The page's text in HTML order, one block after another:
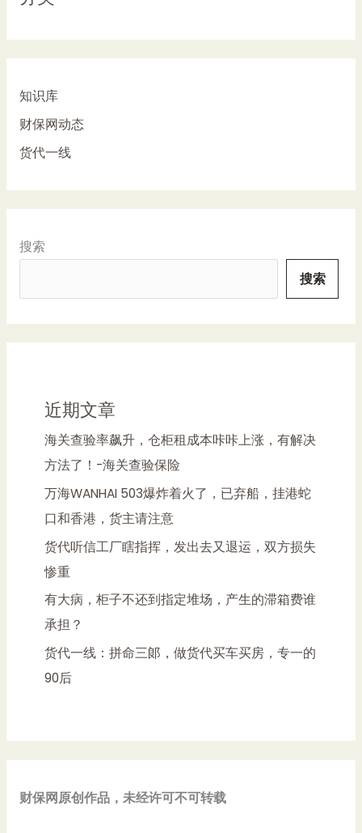
知识库
财保网动态
货代一线
搜索
搜索
近期文章
海关查验率飙升，仓柜租成本咔咔上涨，有解决
方法了！-海关查验保险
万海WANHAI 503爆炸着火了，已弃船，挂港蛇
口和香港，货主请注意
货代听信工厂瞎指挥，发出去又退运，双方损失
惨重
有大病，柜子不还到指定堆场，产生的滞箱费谁
承担？
货代一线：拼命三郞，做货代买车买房，专一的
90后
财保网原创作品，未经许可不可转载